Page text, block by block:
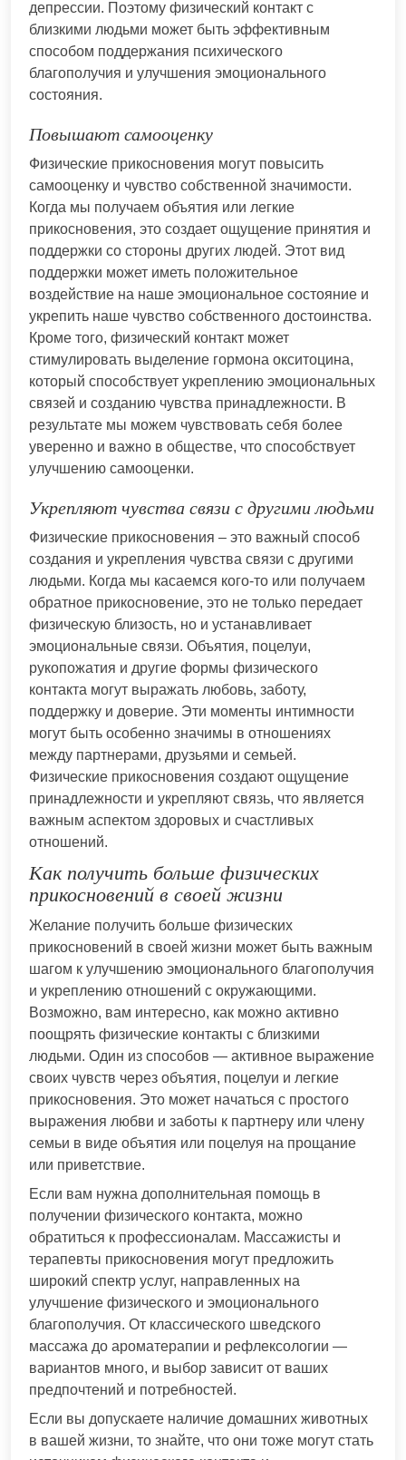
депрессии. Поэтому физический контакт с
близкими людьми может быть эффективным
способом поддержания психического
благополучия и улучшения эмоционального
состояния.
Повышают самооценку
Физические прикосновения могут повысить
самооценку и чувство собственной значимости.
Когда мы получаем объятия или легкие
прикосновения, это создает ощущение принятия и
поддержки со стороны других людей. Этот вид
поддержки может иметь положительное
воздействие на наше эмоциональное состояние и
укрепить наше чувство собственного достоинства.
Кроме того, физический контакт может
стимулировать выделение гормона окситоцина,
который способствует укреплению эмоциональных
связей и созданию чувства принадлежности. В
результате мы можем чувствовать себя более
уверенно и важно в обществе, что способствует
улучшению самооценки.
Укрепляют чувства связи с другими людьми
Физические прикосновения – это важный способ
создания и укрепления чувства связи с другими
людьми. Когда мы касаемся кого-то или получаем
обратное прикосновение, это не только передает
физическую близость, но и устанавливает
эмоциональные связи. Объятия, поцелуи,
рукопожатия и другие формы физического
контакта могут выражать любовь, заботу,
поддержку и доверие. Эти моменты интимности
могут быть особенно значимы в отношениях
между партнерами, друзьями и семьей.
Физические прикосновения создают ощущение
принадлежности и укрепляют связь, что является
важным аспектом здоровых и счастливых
отношений.
Как получить больше физических
прикосновений в своей жизни
Желание получить больше физических
прикосновений в своей жизни может быть важным
шагом к улучшению эмоционального благополучия
и укреплению отношений с окружающими.
Возможно, вам интересно, как можно активно
поощрять физические контакты с близкими
людьми. Один из способов — активное выражение
своих чувств через объятия, поцелуи и легкие
прикосновения. Это может начаться с простого
выражения любви и заботы к партнеру или члену
семьи в виде объятия или поцелуя на прощание
или приветствие.
Если вам нужна дополнительная помощь в
получении физического контакта, можно
обратиться к профессионалам. Массажисты и
терапевты прикосновения могут предложить
широкий спектр услуг, направленных на
улучшение физического и эмоционального
благополучия. От классического шведского
массажа до ароматерапии и рефлексологии —
вариантов много, и выбор зависит от ваших
предпочтений и потребностей.
Если вы допускаете наличие домашних животных
в вашей жизни, то знайте, что они тоже могут стать